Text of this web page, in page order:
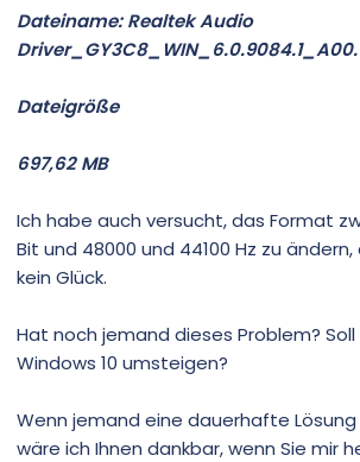
Dateiname: Realtek Audio
Driver_GY3C8_WIN_6.0.9084.1_A00.
Dateigröße
697,62 MB
Ich habe auch versucht, das Format
Bit und 48000 und 44100 Hz zu
kein Glück.
Hat noch jemand dieses Problem?
Windows 10 umsteigen?
Wenn jemand eine dauerhafte
wäre ich Ihnen dankbar, wenn Sie mir